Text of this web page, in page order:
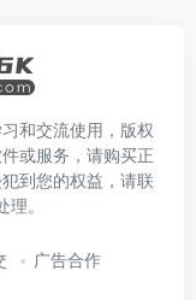
和交流使用，版权
或服务，请购买正
到您的权益，请联
。
广告合作